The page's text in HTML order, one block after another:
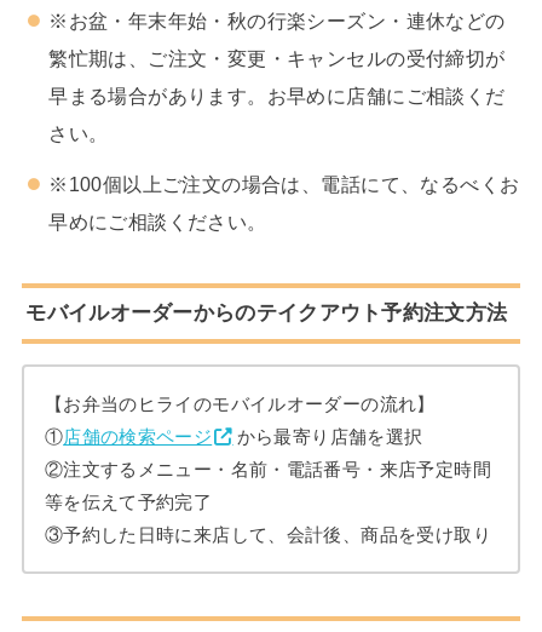
※お盆・年末年始・秋の行楽シーズン・連休などの
繁忙期は、ご注文・変更・キャンセルの受付締切が
早まる場合があります。お早めに店舗にご相談くだ
さい。
※100個以上ご注文の場合は、電話にて、なるべくお
早めにご相談ください。
モバイルオーダーからのテイクアウト予約注文方法
【お弁当のヒライのモバイルオーダーの流れ】
①店舗の検索ページ
から最寄り店舗を選択
②注文するメニュー・名前・電話番号・来店予定時間
等を伝えて予約完了
③予約した日時に来店して、会計後、商品を受け取り